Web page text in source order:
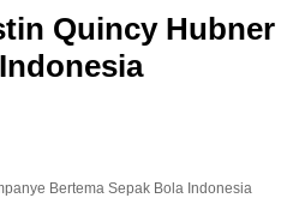
Quincy
Bertema Sepak Bola Indonesia